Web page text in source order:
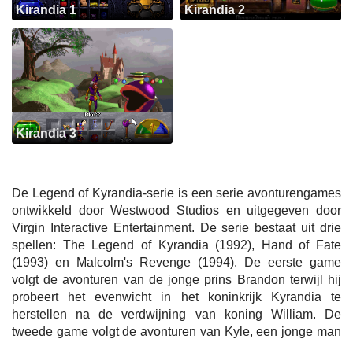
Kirandia 1 Kirandia 2
Kirandia 3
De Legend of Kyrandia-serie is een serie avonturengames
ontwikkeld door Westwood Studios en uitgegeven door
Virgin Interactive Entertainment. De serie bestaat uit drie
spellen: The Legend of Kyrandia (1992), Hand of Fate
(1993) en Malcolm's Revenge (1994). De eerste game
volgt de avonturen van de jonge prins Brandon terwijl hij
probeert het evenwicht in het koninkrijk Kyrandia te
herstellen na de verdwijning van koning William. De
tweede game volgt de avonturen van Kyle, een jonge man